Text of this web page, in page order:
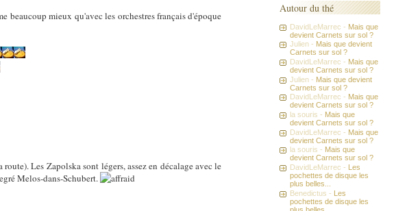
beaucoup mieux qu'avec les orchestres français d'époque
Les Zapolska sont légers, assez en décalage avec le
Melos-dans-Schubert.
Autour du thé
DavidLeMarrec - Mais que
devient Carnets sur sol ?
Julien - Mais que devient
Carnets sur sol ?
DavidLeMarrec - Mais que
devient Carnets sur sol ?
Julien - Mais que devient
Carnets sur sol ?
DavidLeMarrec - Mais que
devient Carnets sur sol ?
la souris - Mais que
devient Carnets sur sol ?
DavidLeMarrec - Mais que
devient Carnets sur sol ?
la souris - Mais que
devient Carnets sur sol ?
DavidLeMarrec - Les
pochettes de disque les
plus belles...
Benedictus - Les
pochettes de disque les